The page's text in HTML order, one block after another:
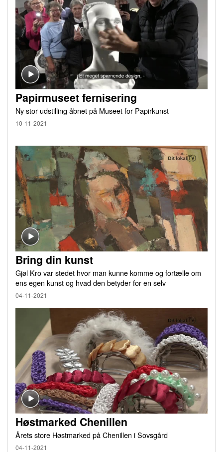
Papirmuseet fernisering
Ny stor udstilling åbnet på Museet for Papirkunst
10-11-2021
Bring din kunst
Gjøl Kro var stedet hvor man kunne komme og fortælle om
ens egen kunst og hvad den betyder for en selv
04-11-2021
Høstmarked Chenillen
Årets store Høstmarked på Chenillen i Sovsgård
04-11-2021